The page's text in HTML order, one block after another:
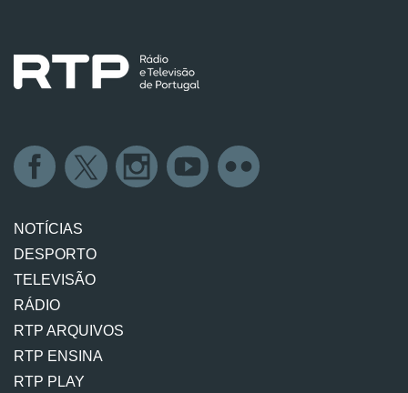
NOTÍCIAS
DESPORTO
TELEVISÃO
RÁDIO
RTP ARQUIVOS
RTP ENSINA
RTP PLAY